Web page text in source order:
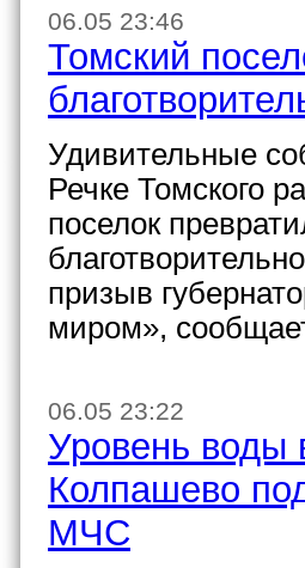
06.05 23:46
Томский
Удивительные
Речке Томского
поселок
призыв
миром»,
06.05 23:22
Уровень
Колпашево
МЧС